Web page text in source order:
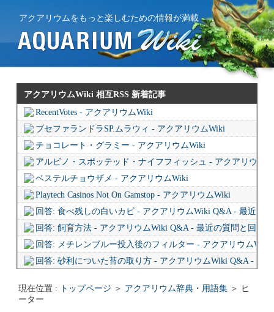
アクアリウムをもっと楽しむための情報が満載
アクアリウムWiki 相互RSS 新着記事
RecentVotes - アクアリウムWiki
ブセファランドラSP.ムラウィ - アクアリウムWiki
チョコレート・グラミー - アクアリウムWiki
アルビノ・スポッテッド・ナイフフィッシュ - アクアリウム
ベステルチョウザメ - アクアリウムWiki
Playtech Casinos Not On Gamstop - アクアリウムWiki
回答: 食べ残しの白いカビ - アクアリウムWiki Q&A - 最近の
回答: 飼育方法 - アクアリウムWiki Q&A - 最近の質問と回答
回答: メチレンブルー投入後のフィルター - アクアリウム
回答: 砂利についた苔の取り方 - アクアリウムWiki Q&A - 最
回答: ガラス面に卵を産まない貝っていますか？ - アクアリ
現在位置 : トップページ ＞ アクアリウム辞典・用語集 ＞ ヒ
ーター